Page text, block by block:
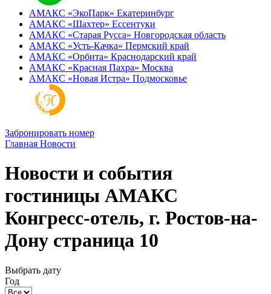
АМАКС «ЭкоПарк» Екатеринбург
АМАКС «‎Шахтер» Ессентуки
АМАКС «‎Старая Русса» Новгородская область
АМАКС «‎Усть-Качка» Пермский край
АМАКС «‎Орбита» Краснодарский край
АМАКС «‎Красная Пахра» Москва
АМАКС «‎Новая Истра» Подмосковье
Забронировать номер
Главная Новости
Новости и события
гостиницы АМАКС
Конгресс-отель, г. Ростов-на-
Дону страница 10
Выбрать дату
Год